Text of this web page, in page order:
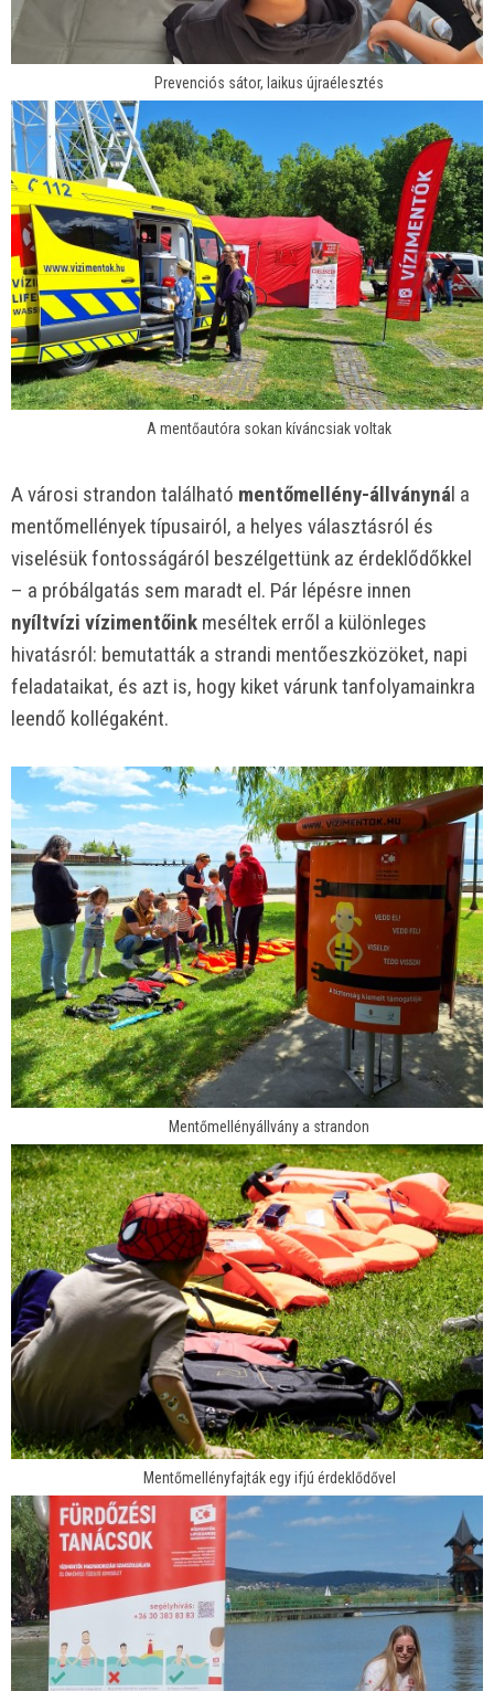
Prevenciós sátor, laikus újraélesztés
A mentőautóra sokan kíváncsiak voltak
A városi strandon található mentőmellény-állványnál a
mentőmellények típusairól, a helyes választásról és
viselésük fontosságáról beszélgettünk az érdeklődőkkel
– a próbálgatás sem maradt el. Pár lépésre innen
nyíltvízi vízimentőink meséltek erről a különleges
hivatásról: bemutatták a strandi mentőeszközöket, napi
feladataikat, és azt is, hogy kiket várunk tanfolyamainkra
leendő kollégaként.
Mentőmellényállvány a strandon
Mentőmellényfajták egy ifjú érdeklődővel